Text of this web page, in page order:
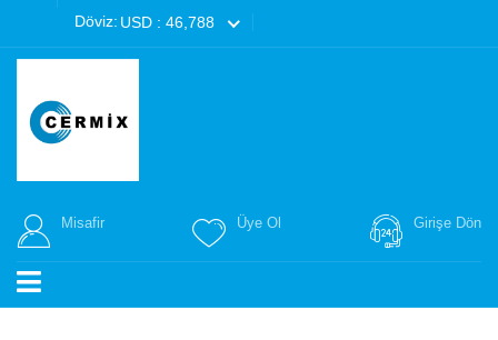
Döviz: USD : 46,788
Misafir Üye Ol Girişe Dön